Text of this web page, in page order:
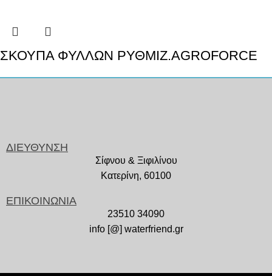
ΣΚΟΥΠΑ ΦΥΛΛΩΝ ΡΥΘΜIZ.AGROFORCE
ΔΙΕΥΘΥΝΣΗ
Σίφνου & Ξιφιλίνου
Κατερίνη, 60100
ΕΠΙΚΟΙΝΩΝΙΑ
23510 34090
info [@] waterfriend.gr